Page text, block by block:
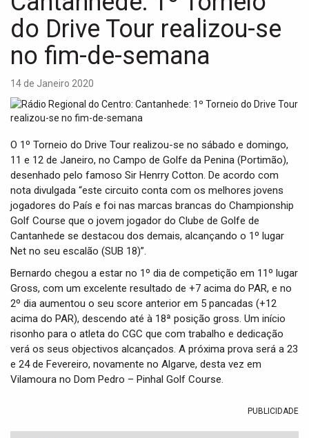
a
o
n
do Drive Tour realizou-se
no fim-de-semana
14 de Janeiro 2020
O 1º Torneio do Drive Tour realizou-se no sábado e domingo,
11 e 12 de Janeiro, no Campo de Golfe da Penina (Portimão),
desenhado pelo famoso Sir Henrry Cotton. De acordo com
nota divulgada “este circuito conta com os melhores jovens
jogadores do País e foi nas marcas brancas do Championship
Golf Course que o jovem jogador do Clube de Golfe de
Cantanhede se destacou dos demais, alcançando o 1º lugar
Net no seu escalão (SUB 18)”.
Bernardo chegou a estar no 1º dia de competição em 11º lugar
Gross, com um excelente resultado de +7 acima do PAR, e no
2º dia aumentou o seu score anterior em 5 pancadas (+12
acima do PAR), descendo até à 18ª posição gross. Um início
risonho para o atleta do CGC que com trabalho e dedicação
verá os seus objectivos alcançados. A próxima prova será a 23
e 24 de Fevereiro, novamente no Algarve, desta vez em
Vilamoura no Dom Pedro – Pinhal Golf Course.
PUBLICIDADE